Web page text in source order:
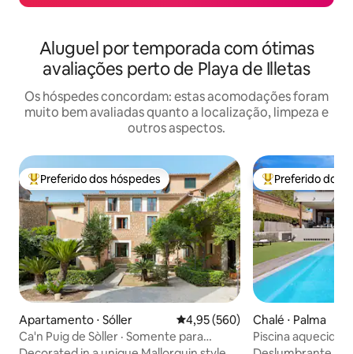
Aluguel por temporada com ótimas
avaliações perto de Playa de Illetas
Os hóspedes concordam: estas acomodações foram
muito bem avaliadas quanto a localização, limpeza e
outros aspectos.
Entre os melhores preferidos dos hóspedes
Preferido dos hóspedes
Apartamento ⋅ Sóller 4,95 de uma avaliação média de
4,95 (560)
Ca'n Puig de Sòller · Somente para
Entre os
Preferido dos
Chalé ⋅ Palma
Piscina aquecida